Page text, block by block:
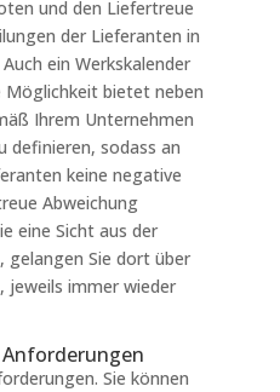
und den Liefertreue
der Lieferanten in
ein Werkskalender
bietet neben
Ihrem Unternehmen
definieren, sodass an
keine negative
Abweichung
eine Sicht aus der
gelangen Sie dort über
jeweils immer wieder
Sie können